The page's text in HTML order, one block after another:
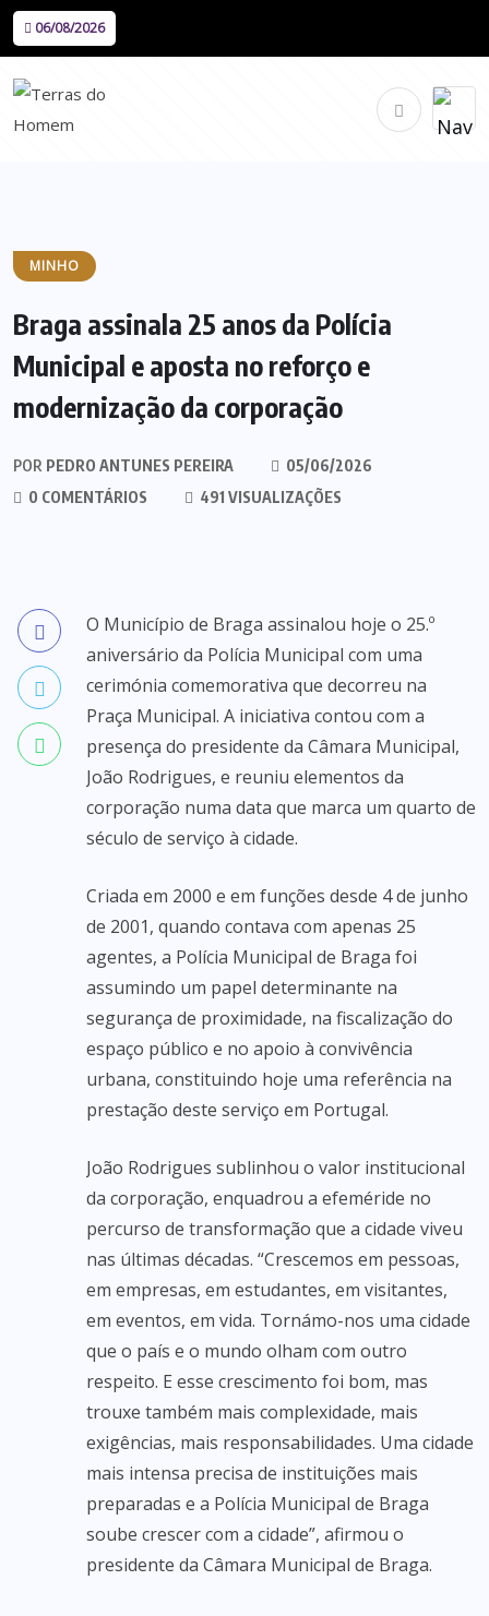
06/08/2026
MINHO
Braga assinala 25 anos da Polícia
Municipal e aposta no reforço e
modernização da corporação
POR PEDRO ANTUNES PEREIRA
05/06/2026
0 COMENTÁRIOS
491 VISUALIZAÇÕES
O Município de Braga assinalou hoje o 25.º
aniversário da Polícia Municipal com uma
cerimónia comemorativa que decorreu na
Praça Municipal. A iniciativa contou com a
presença do presidente da Câmara Municipal,
João Rodrigues, e reuniu elementos da
corporação numa data que marca um quarto de
século de serviço à cidade.
Criada em 2000 e em funções desde 4 de junho
de 2001, quando contava com apenas 25
agentes, a Polícia Municipal de Braga foi
assumindo um papel determinante na
segurança de proximidade, na fiscalização do
espaço público e no apoio à convivência
urbana, constituindo hoje uma referência na
prestação deste serviço em Portugal.
João Rodrigues sublinhou o valor institucional
da corporação, enquadrou a efeméride no
percurso de transformação que a cidade viveu
nas últimas décadas. “Crescemos em pessoas,
em empresas, em estudantes, em visitantes,
em eventos, em vida. Tornámo-nos uma cidade
que o país e o mundo olham com outro
respeito. E esse crescimento foi bom, mas
trouxe também mais complexidade, mais
exigências, mais responsabilidades. Uma cidade
mais intensa precisa de instituições mais
preparadas e a Polícia Municipal de Braga
soube crescer com a cidade”, afirmou o
presidente da Câmara Municipal de Braga.